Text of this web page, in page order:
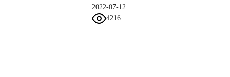
2022-07-12
4216